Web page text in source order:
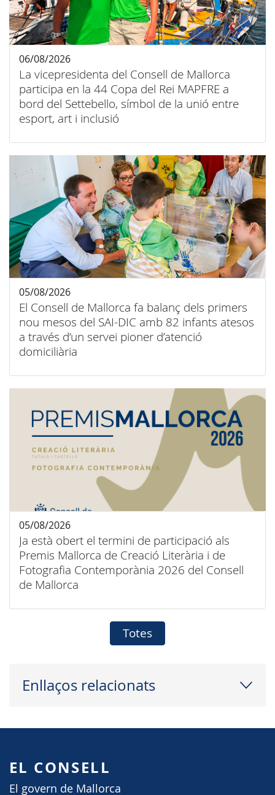
La vicepresidenta del Consell de Mallorca
participa en la 44 Copa del Rei MAPFRE a
bord del Settebello, símbol de la unió entre
esport, art i inclusió
06/08/2026
El Consell de Mallorca fa balanç dels primers
nou mesos del SAI-DIC amb 82 infants atesos
a través d’un servei pioner d’atenció
domiciliària
05/08/2026
Ja està obert el termini de participació als
Premis Mallorca de Creació Literària i de
Fotografia Contemporània 2026 del Consell
de Mallorca
05/08/2026
Totes
Enllaços relacionats
EL CONSELL
El govern de Mallorca